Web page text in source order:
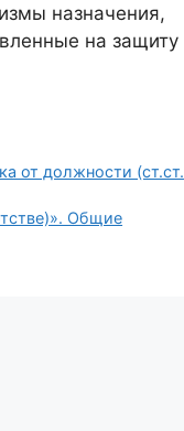
назначения,
на защиту
от должности (ст.ст.
Общие